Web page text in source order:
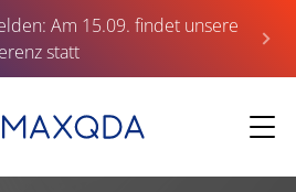
Am 15.09. findet unsere
statt